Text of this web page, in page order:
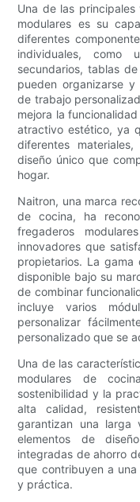
Una de las
modulares es su
diferentes
individuales, como
secundarios, tablas
pueden organizarse
de trabajo
mejora la
atractivo estético, ya
diferentes
diseño único que
hogar.
Naitron, una marca
de cocina, ha
fregaderos
innovadores que
propietarios. La
disponible bajo su
de combinar
incluye varios
personalizar
personalizado que se
Una de las
modulares de
sostenibilidad y la
alta calidad,
garantizan una larga
elementos de
integradas de ahorro
que contribuyen a
y práctica.